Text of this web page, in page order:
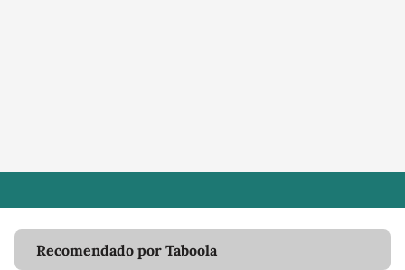
Recomendado por Taboola